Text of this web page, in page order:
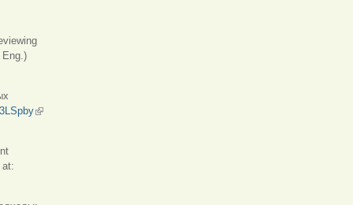
Eng.)
(внешняя ссылка)
at: